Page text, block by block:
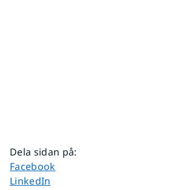
Dela sidan på:
Dela sidan på
Facebook
Dela sidan på
LinkedIn